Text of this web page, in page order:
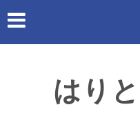
はり